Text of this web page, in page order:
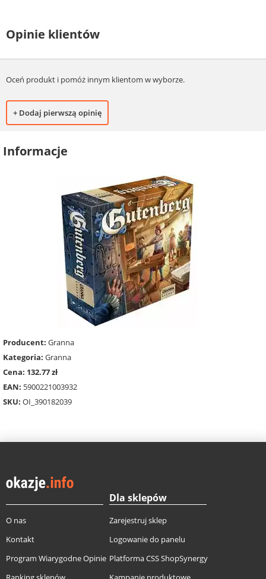
Opinie klientów
Oceń produkt i pomóż innym klientom w wyborze.
+ Dodaj pierwszą opinię
Informacje
Producent: Granna
Kategoria: Granna
Cena: 132.77 zł
EAN: 5900221003932
SKU: OI_390182039
O nas
Kontakt
Program Wiarygodne Opinie
Dla sklepów
Zarejestruj sklep
Logowanie do panelu
Platforma CSS ShopSynergy